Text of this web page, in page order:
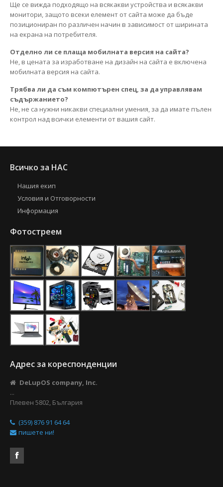
Ще се вижда подходящо на всякакви устройства и всякакви
монитори, защото всеки елемент от сайта може да бъде
позициониран по различен начин в зависимост от ширината
на екрана на потребителя.
Отделно ли се плаща мобилната версия на сайта?
Не, в цената за изработване на дизайн на сайта е включена
мобилната версия на сайта.
Трябва ли да съм компютърен спец, за да управлявам
съдържанието?
Не, не са нужни никакви специални умения, за да имате пълен
контрол над всички елементи от вашия сайт.
Всичко за НАС
Нашия екип
Условия и Отговорности
Информация
Фотостреем
Адрес за кореспонденции
DeLupOS company, Inc.
...
Плевен 5802, България
(359) 876 91 64 64
пишете ни!